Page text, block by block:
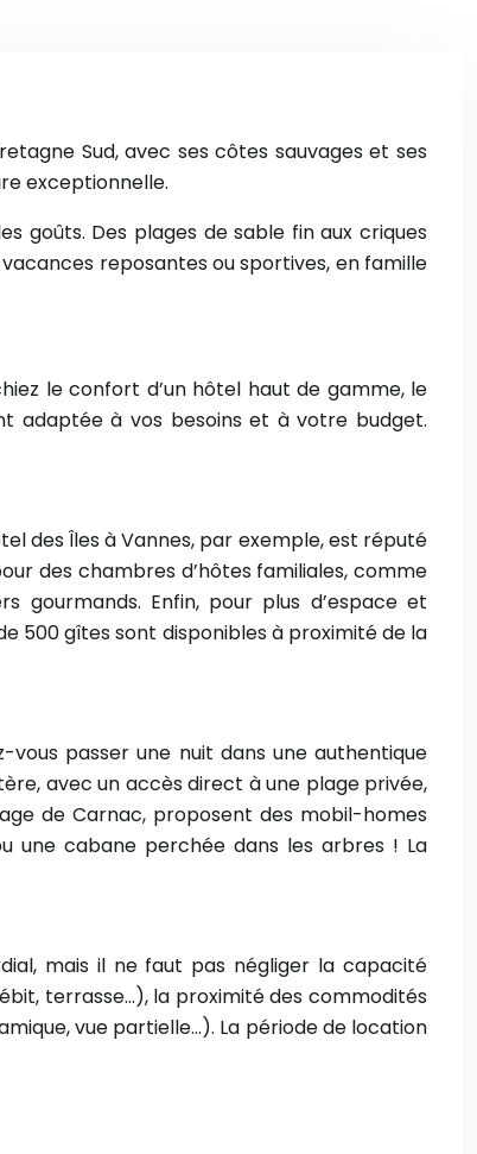
Sud, avec ses côtes sauvages et ses
exceptionnelle.
goûts. Des plages de sable fin aux criques
reposantes ou sportives, en famille
le confort d’un hôtel haut de gamme, le
adaptée à vos besoins et à votre budget.
des Îles à Vannes, par exemple, est réputé
des chambres d’hôtes familiales, comme
gourmands. Enfin, pour plus d’espace et
500 gîtes sont disponibles à proximité de la
passer une nuit dans une authentique
avec un accès direct à une plage privée,
de Carnac, proposent des mobil-homes
une cabane perchée dans les arbres ! La
mais il ne faut pas négliger la capacité
terrasse…), la proximité des commodités
vue partielle…). La période de location